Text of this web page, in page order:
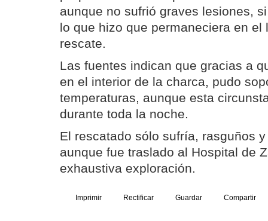
aunque no sufrió graves lesiones,
lo que hizo que permaneciera en el
rescate.
Las fuentes indican que gracias a
en el interior de la charca, pudo
temperaturas, aunque esta
durante toda la noche.
El rescatado sólo sufría, rasguños
aunque fue traslado al Hospital de
exhaustiva exploración.
Imprimir Rectificar Guardar Compartir